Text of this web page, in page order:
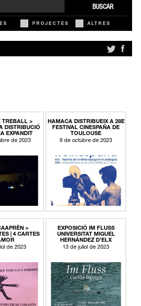
BUSCAR
PROJECTES ALTRES
TREBALL >
DISTRIBUCIÓ
EXPANDIT
de 2023
HAMACA DISTRIBUEIX A 28E
FESTIVAL CINESPAÑA DE
TOULOUSE
9 de octubre de 2023
>
| 4 CARTES
de 2023
EXPOSICIÓ IM FLUSS
UNIVERSITAT MIGUEL
HERNÁNDEZ D'ELX
13 de juliol de 2023